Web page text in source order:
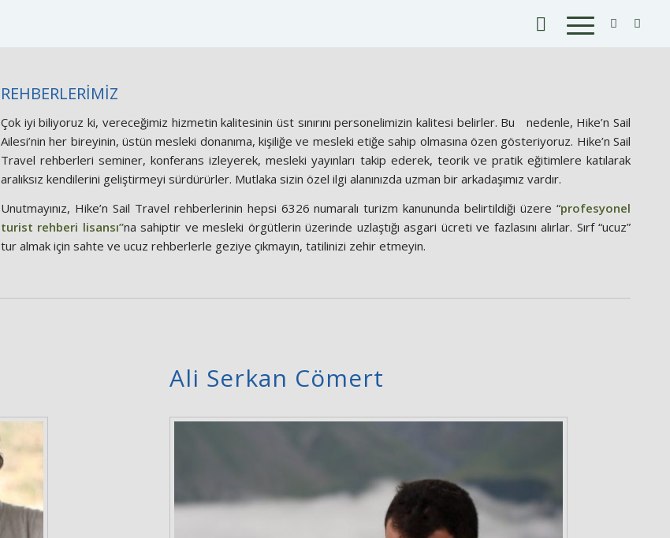
REHBERLERİMİZ
Çok iyi biliyoruz ki, vereceğimiz hizmetin kalitesinin üst sınırını personelimizin kalitesi belirler. Bu nedenle, Hike’n Sail
Ailesi’nin her bireyinin, üstün mesleki donanıma, kişiliğe ve mesleki etiğe sahip olmasına özen gösteriyoruz. Hike’n Sail
Travel rehberleri seminer, konferans izleyerek, mesleki yayınları takip ederek, teorik ve pratik eğitimlere katılarak
aralıksız kendilerini geliştirmeyi sürdürürler. Mutlaka sizin özel ilgi alanınızda uzman bir arkadaşımız vardır.
Unutmayınız, Hike’n Sail Travel rehberlerinin hepsi 6326 numaralı turizm kanununda belirtildiği üzere “profesyonel
turist rehberi lisansı”na sahiptir ve mesleki örgütlerin üzerinde uzlaştığı asgari ücreti ve fazlasını alırlar. Sırf “ucuz”
tur almak için sahte ve ucuz rehberlerle geziye çıkmayın, tatilinizi zehir etmeyin.
Ali Serkan Cömert